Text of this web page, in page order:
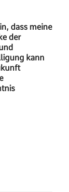
dass meine
der
kann